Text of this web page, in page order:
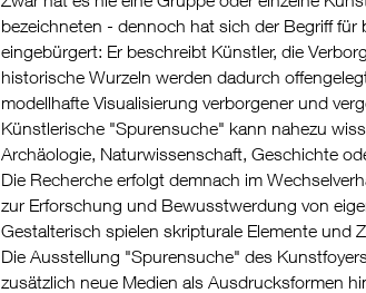
bezeichneten - dennoch hat sich der Begriff
eingebürgert: Er beschreibt Künstler, die
historische Wurzeln werden dadurch
modellhafte Visualisierung verborgener und
Künstlerische "Spurensuche" kann nahezu
Archäologie, Naturwissenschaft, Geschichte
Die Recherche erfolgt demnach im
zur Erforschung und Bewusstwerdung von
Gestalterisch spielen skripturale Elemente und
Die Ausstellung "Spurensuche" des
zusätzlich neue Medien als Ausdrucksformen